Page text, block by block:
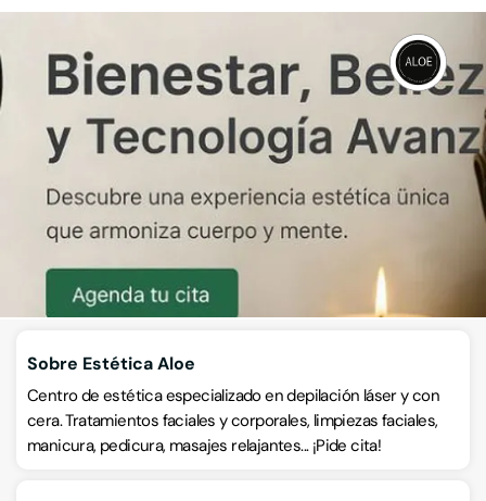
Estética Aloe
Centros de belleza
Calle Angostos 14, 30530, Cieza, Cieza, Murcia
VISITAR WEB CÓMO LLEGAR
Llamar ahora
Sobre Estética Aloe
Centro de estética especializado en depilación láser y con
cera. Tratamientos faciales y corporales, limpiezas faciales,
manicura, pedicura, masajes relajantes... ¡Pide cita!